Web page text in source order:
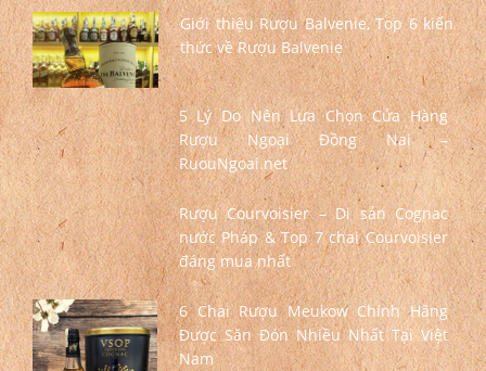
Giới thiệu Rượu Balvenie, Top 6 kiến
thức về Rượu Balvenie
5 Lý Do Nên Lựa Chọn Cửa Hàng
Rượu Ngoại Đồng Nai –
RuouNgoai.net
Rượu Courvoisier – Di sản Cognac
nước Pháp & Top 7 chai Courvoisier
đáng mua nhất
6 Chai Rượu Meukow Chính Hãng
Được Săn Đón Nhiều Nhất Tại Việt
Nam